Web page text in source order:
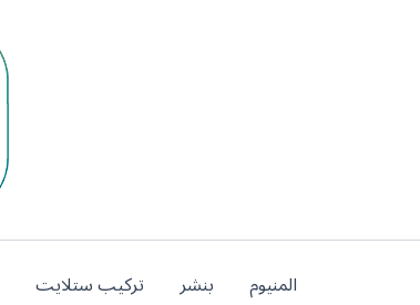
المنيوم بنشر تركيب ستلايت